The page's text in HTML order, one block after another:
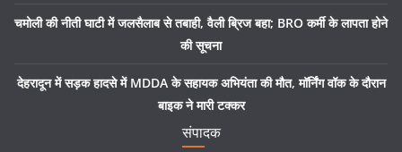
चमोली की नीती घाटी में जलसैलाब से तबाही, वैली ब्रिज बहा; BRO कर्मी के लापता होने
की सूचना
देहरादून में सड़क हादसे में MDDA के सहायक अभियंता की मौत, मॉर्निंग वॉक के दौरान
बाइक ने मारी टक्कर
संपादक